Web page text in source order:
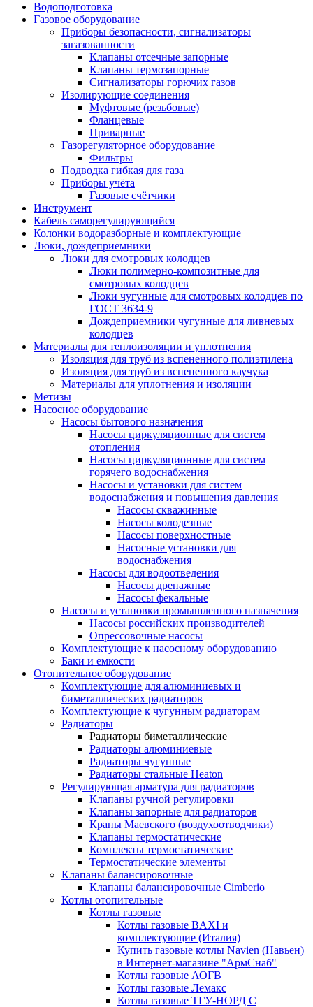
Водоподготовка
Газовое оборудование
Приборы безопасности, сигнализаторы
загазованности
Клапаны отсечные запорные
Клапаны термозапорные
Сигнализаторы горючих газов
Изолирующие соединения
Муфтовые (резьбовые)
Фланцевые
Приварные
Газорегуляторное оборудование
Фильтры
Подводка гибкая для газа
Приборы учёта
Газовые счётчики
Инструмент
Кабель саморегулирующийся
Колонки водоразборные и комплектующие
Люки, дождеприемники
Люки для смотровых колодцев
Люки полимерно-композитные для
смотровых колодцев
Люки чугунные для смотровых колодцев по
ГОСТ 3634-9
Дождеприемники чугунные для ливневых
колодцев
Материалы для теплоизоляции и уплотнения
Изоляция для труб из вспененного полиэтилена
Изоляция для труб из вспененного каучука
Материалы для уплотнения и изоляции
Метизы
Насосное оборудование
Насосы бытового назначения
Насосы циркуляционные для систем
отопления
Насосы циркуляционные для систем
горячего водоснабжения
Насосы и установки для систем
водоснабжения и повышения давления
Насосы скважинные
Насосы колодезные
Насосы поверхностные
Насосные установки для
водоснабжения
Насосы для водоотведения
Насосы дренажные
Насосы фекальные
Насосы и установки промышленного назначения
Насосы российских производителей
Опрессовочные насосы
Комплектующие к насосному оборудованию
Баки и емкости
Отопительное оборудование
Комплектующие для алюминиевых и
биметаллических радиаторов
Комплектующие к чугунным радиаторам
Радиаторы
Радиаторы биметаллические
Радиаторы алюминиевые
Радиаторы чугунные
Радиаторы стальные Heaton
Регулирующая арматура для радиаторов
Клапаны ручной регулировки
Клапаны запорные для радиаторов
Краны Маевского (воздухоотводчики)
Клапаны термостатические
Комплекты термостатические
Термостатические элементы
Клапаны балансировочные
Клапаны балансировочные Cimberio
Котлы отопительные
Котлы газовые
Котлы газовые BAXI и
комплектующие (Италия)
Купить газовые котлы Navien (Навьен)
в Интернет-магазине "АрмСнаб"
Котлы газовые АОГВ
Котлы газовые Лемакс
Котлы газовые ТГУ-НОРД С